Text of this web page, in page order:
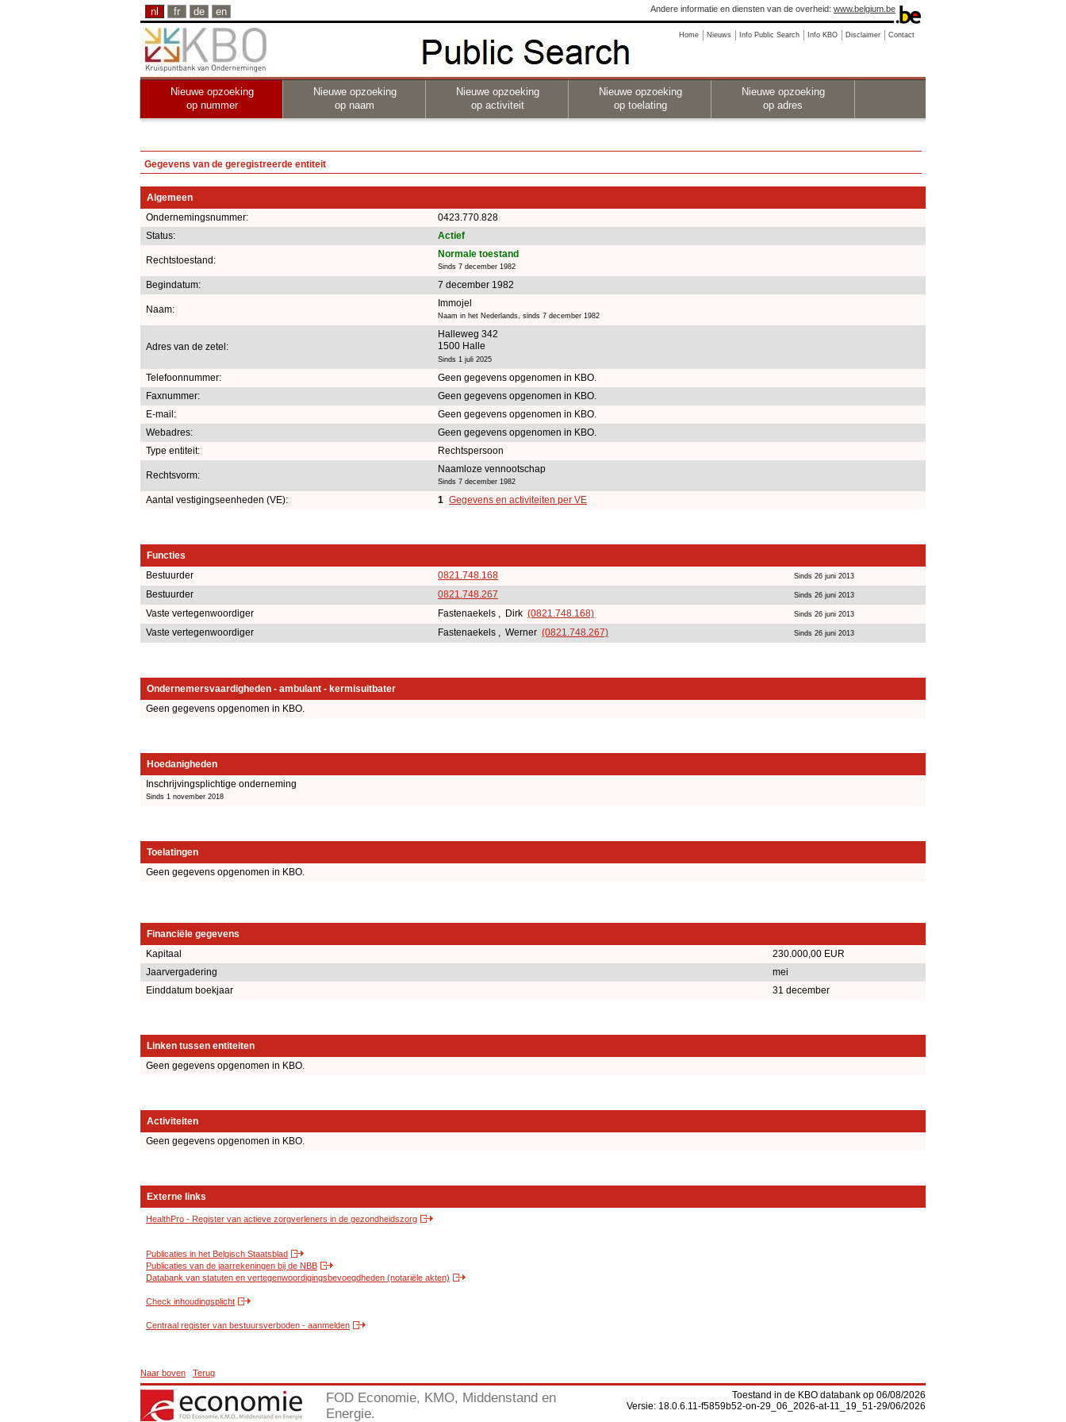
nl fr de en Andere informatie en diensten van de overheid: www.belgium.be
Home Nieuws Info Public Search Info KBO Disclaimer Contact
Nieuwe opzoeking
op nummer
Nieuwe opzoeking
op naam
Nieuwe opzoeking
op activiteit
Nieuwe opzoeking
op toelating
Nieuwe opzoeking
op adres
Gegevens van de geregistreerde entiteit
Algemeen
Ondernemingsnummer:
0423.770.828
Status:
Actief
Rechtstoestand:
Normale toestand
Sinds 7 december 1982
Begindatum: 7 december 1982
Naam:
Immojel
Naam in het Nederlands, sinds 7 december 1982
Adres van de zetel:
Halleweg 342
1500 Halle
Sinds 1 juli 2025
Telefoonnummer:
Geen gegevens opgenomen in KBO.
Faxnummer:
Geen gegevens opgenomen in KBO.
E-mail:
Geen gegevens opgenomen in KBO.
Webadres:
Geen gegevens opgenomen in KBO.
Type entiteit:
Rechtspersoon
Rechtsvorm:
Naamloze vennootschap
Sinds 7 december 1982
Aantal vestigingseenheden (VE): 1 Gegevens en activiteiten per VE
Functies
Bestuurder
0821.748.168 Sinds 26 juni 2013
Bestuurder 0821.748.267 Sinds 26 juni 2013
Vaste vertegenwoordiger Fastenaekels , Dirk (0821.748.168) Sinds 26 juni 2013
Vaste vertegenwoordiger Fastenaekels , Werner (0821.748.267) Sinds 26 juni 2013
Ondernemersvaardigheden - ambulant - kermisuitbater
Geen gegevens opgenomen in KBO.
Hoedanigheden
Inschrijvingsplichtige onderneming
Sinds 1 november 2018
Toelatingen
Geen gegevens opgenomen in KBO.
Financiële gegevens
Kapitaal
230.000,00 EUR
Jaarvergadering
mei
Einddatum boekjaar
31 december
Linken tussen entiteiten
Geen gegevens opgenomen in KBO.
Activiteiten
Geen gegevens opgenomen in KBO.
Externe links
HealthPro - Register van actieve zorgverleners in de gezondheidszorg
Publicaties in het Belgisch Staatsblad
Publicaties van de jaarrekeningen bij de NBB
Databank van statuten en vertegenwoordigingsbevoegdheden (notariële akten)
Check inhoudingsplicht
Centraal register van bestuursverboden - aanmelden
Naar boven Terug
FOD Economie, KMO, Middenstand en
Energie.
Toestand in de KBO databank op 06/08/2026
Versie: 18.0.6.11-f5859b52-on-29_06_2026-at-11_19_51-29/06/2026